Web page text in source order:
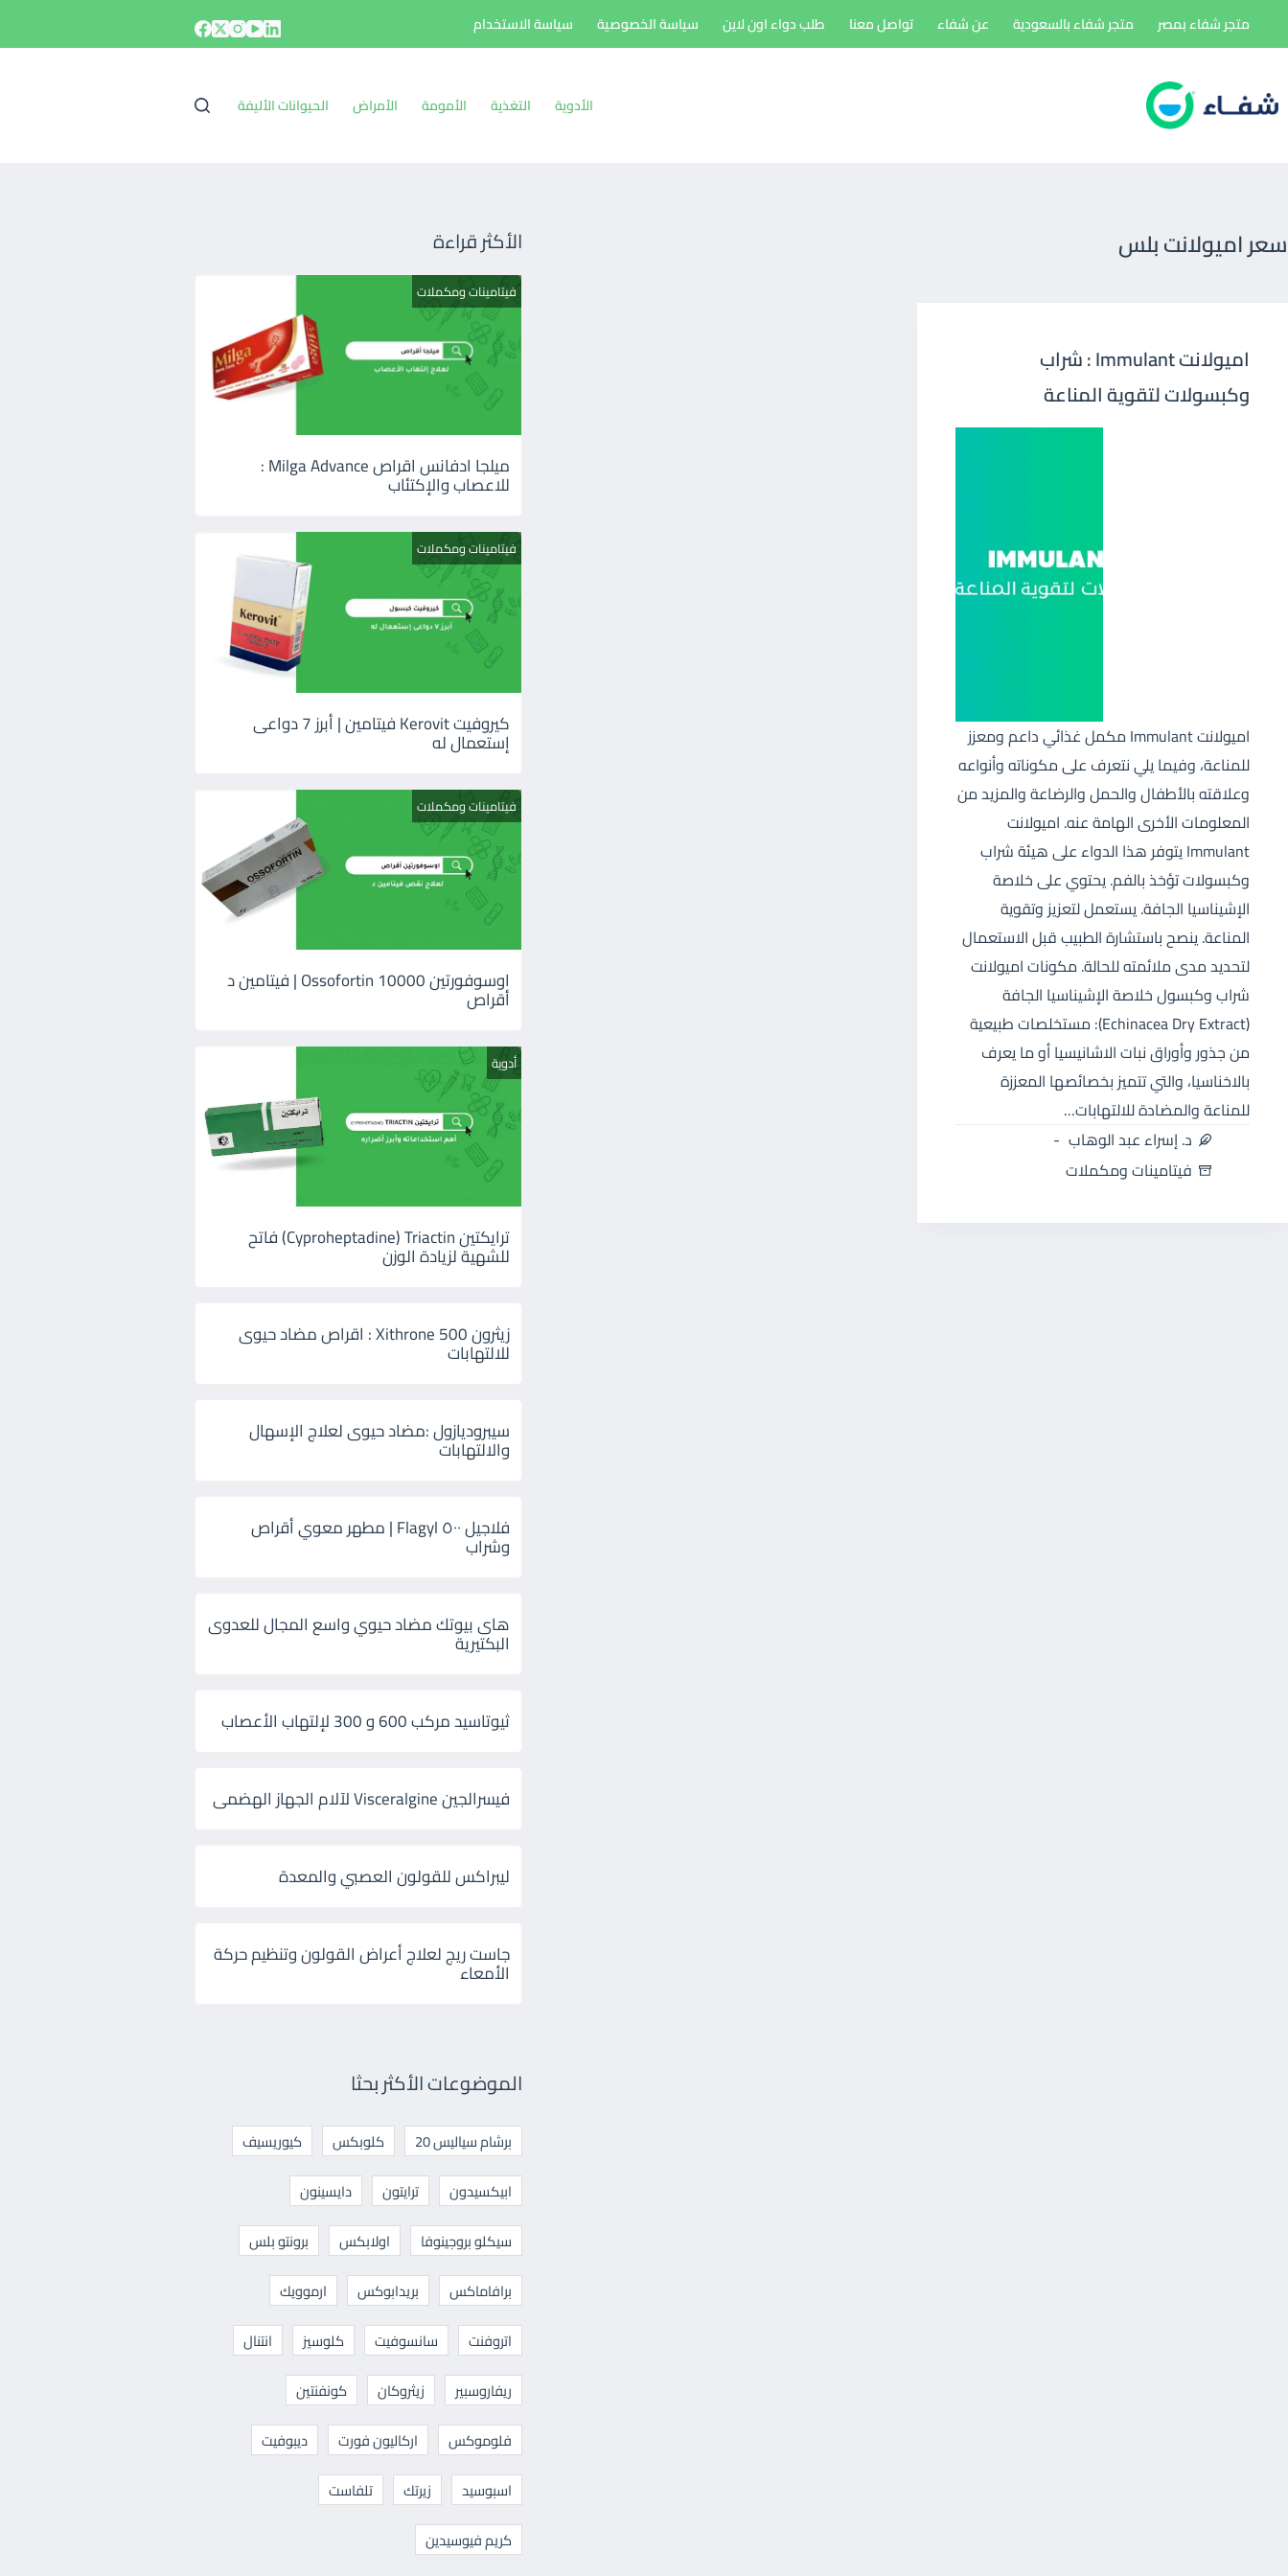
إلى
متجر شفاء بمصر متجر شفاء بالسعودية عن شفاء تواصل معنا طلب دواء اون لاين سياسة الخصوصية سياسة الاستخدام
الأدوية التغذية الأمومة الأمراض الحيوانات الأليفة
سعر اميولانت بلس
اميولانت Immulant : شراب
وكبسولات لتقوية المناعة
اميولانت Immulant مكمل غذائي داعم ومعزز
للمناعة، وفيما يلي نتعرف على مكوناته وأنواعه
وعلاقته بالأطفال والحمل والرضاعة والمزيد من
المعلومات الأخرى الهامة عنه. اميولانت
Immulant يتوفر هذا الدواء على هيئة شراب
وكبسولات تؤخذ بالفم. يحتوي على خلاصة
الإشيناسيا الجافة. يستعمل لتعزيز وتقوية
المناعة. ينصح باستشارة الطبيب قبل الاستعمال
لتحديد مدى ملائمته للحالة. مكونات اميولانت
شراب وكبسول خلاصة الإشيناسيا الجافة
(Echinacea Dry Extract): مستخلصات طبيعية
من جذور وأوراق نبات الاشانيسيا أو ما يعرف
بالاخناسيا، والتي تتميز بخصائصها المعززة
للمناعة والمضادة للالتهابات…
د. إسراء عبد الوهاب
فيتامينات ومكملات
الأكثر قراءة
فيتامينات ومكملات
ميلجا ادفانس اقراص Milga Advance :
للاعصاب والإكتئاب
فيتامينات ومكملات
كيروفيت Kerovit فيتامين | أبرز 7 دواعى
إستعمال له
فيتامينات ومكملات
اوسوفورتين 10000 Ossofortin | فيتامين د
أقراص
أدوية
ترايكتين Cyproheptadine) Triactin) فاتح
للشهية لزيادة الوزن
زيثرون 500 Xithrone : اقراص مضاد حيوى
للالتهابات
سيبروديازول :مضاد حيوى لعلاج الإسهال
والالتهابات
فلاجيل ٥٠٠ Flagyl | مطهر معوي أقراص
وشراب
هاى بيوتك مضاد حيوي واسع المجال للعدوى
البكتيرية
ثيوتاسيد مركب 600 و 300 لإلتهاب الأعصاب
فيسرالجين Visceralgine لآلام الجهاز الهضمى
ليبراكس للقولون العصبي والمعدة
جاست ريج لعلاج أعراض القولون وتنظيم حركة
الأمعاء
الموضوعات الأكثر بحثا
برشام سياليس 20 كلوبكس
كيوريسيف
ابيكسيدون
ترايتون
دايسينون
سيكلو بروجينوفا
اولابكس
برونتو بلس
برافاماكس
بريدابوكس
ارموويك
اتروفنت
سانسوفيت كلوسيز
انتنال
ريفاروسبير
زيثروكان
كونفنتين
فلوموكس
اركاليون فورت
ديبوفيت
اسبوسيد
زيرتك
تلفاست
كريم فيوسيدين